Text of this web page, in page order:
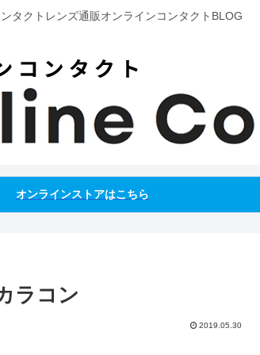
タクトレンズ通販オンラインコンタクトBLOG
オンラインストアはこちら
ラコン
2019.05.30